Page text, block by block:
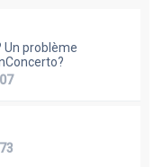
Un problème